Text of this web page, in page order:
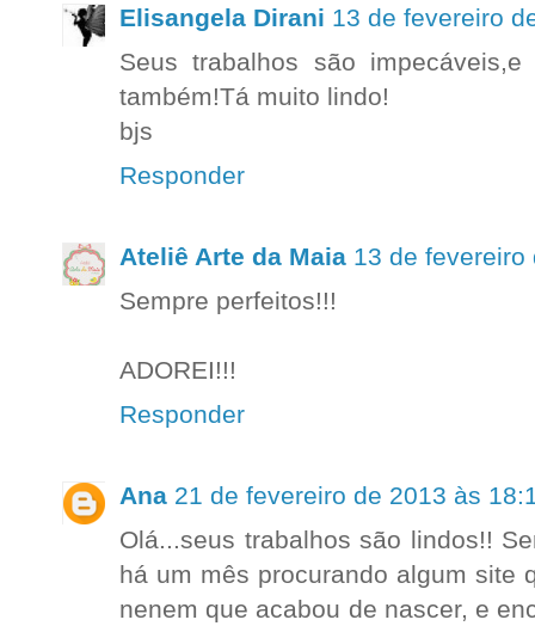
Elisangela Dirani 13 de fevereiro
Seus trabalhos são
também!Tá muito lindo!
bjs
Responder
Ateliê Arte da Maia 13 de
Sempre perfeitos!!!
ADOREI!!!
Responder
Ana 21 de fevereiro de 2013 às
Olá...seus trabalhos são lindos!!
há um mês procurando algum site
nenem que acabou de nascer, e